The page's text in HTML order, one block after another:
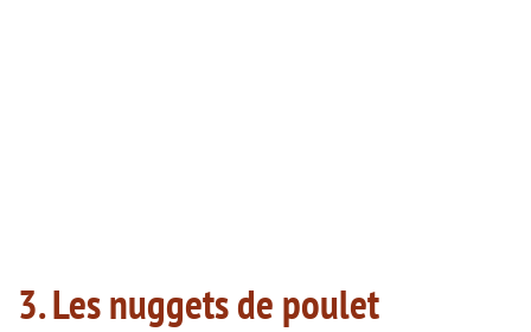
3. Les nuggets de poulet